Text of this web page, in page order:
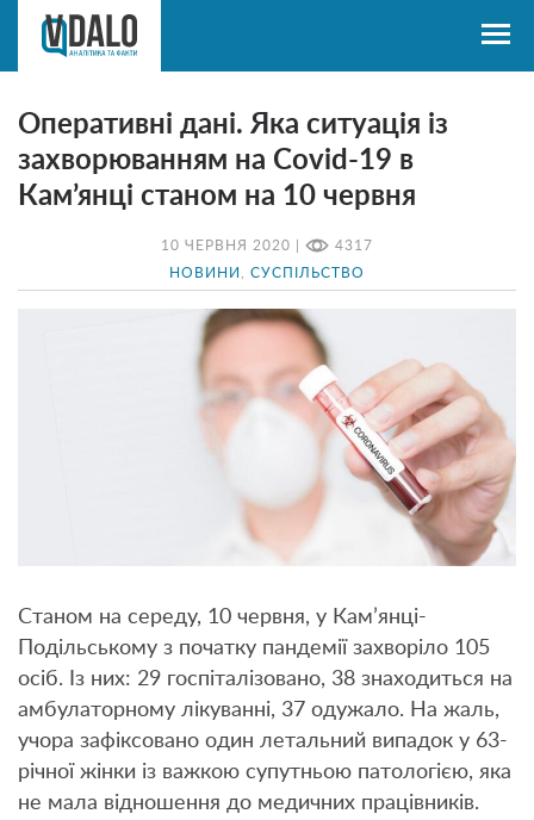
10 ЧЕРВНЯ 2020 | 4317
НОВИНИ СУСПІЛЬСТВО
Оперативні дані. Яка ситуація із
захворюванням на Covid-19 в
Кам’янці станом на 10 червня
Станом на середу, 10 червня, у Кам’янці-
Подільському з початку пандемії захворіло 105
осіб. Із них: 29 госпіталізовано, 38 знаходиться на
амбулаторному лікуванні, 37 одужало. На жаль,
учора зафіксовано один летальний випадок у 63-
річної жінки із важкою супутньою патологією, яка
не мала відношення до медичних працівників.